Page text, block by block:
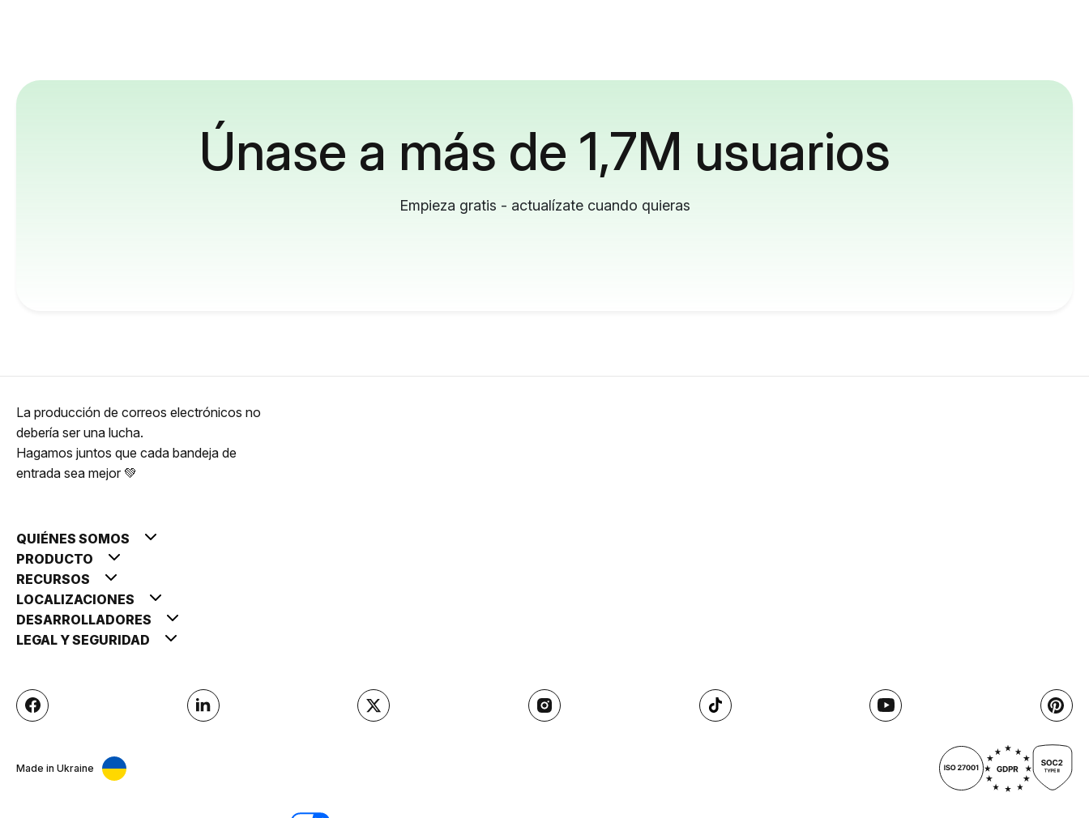
Únase a más de 1,7M usuarios
Empieza gratis - actualízate cuando quieras
La producción de correos electrónicos no
debería ser una lucha.
Hagamos juntos que cada bandeja de
entrada sea mejor 💚
QUIÉNES SOMOS
PRODUCTO
RECURSOS
LOCALIZACIONES
DESARROLLADORES
LEGAL Y SEGURIDAD
Made in Ukraine